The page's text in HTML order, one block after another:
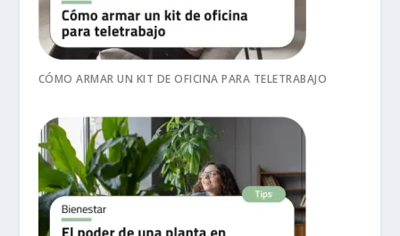
CÓMO ARMAR UN KIT DE OFICINA PARA TELETRABAJO